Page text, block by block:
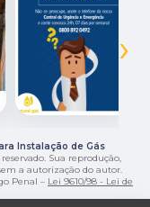
›
Instalação de Gás
Sua reprodução,
a autorização do autor.
Penal – Lei 9610/98 - Lei de